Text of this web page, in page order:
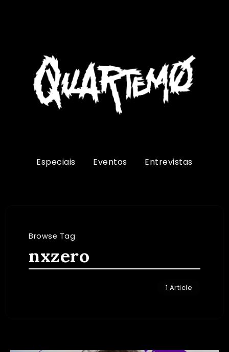
Especiais Eventos Entrevistas
Browse Tag
nxzero
1 Article